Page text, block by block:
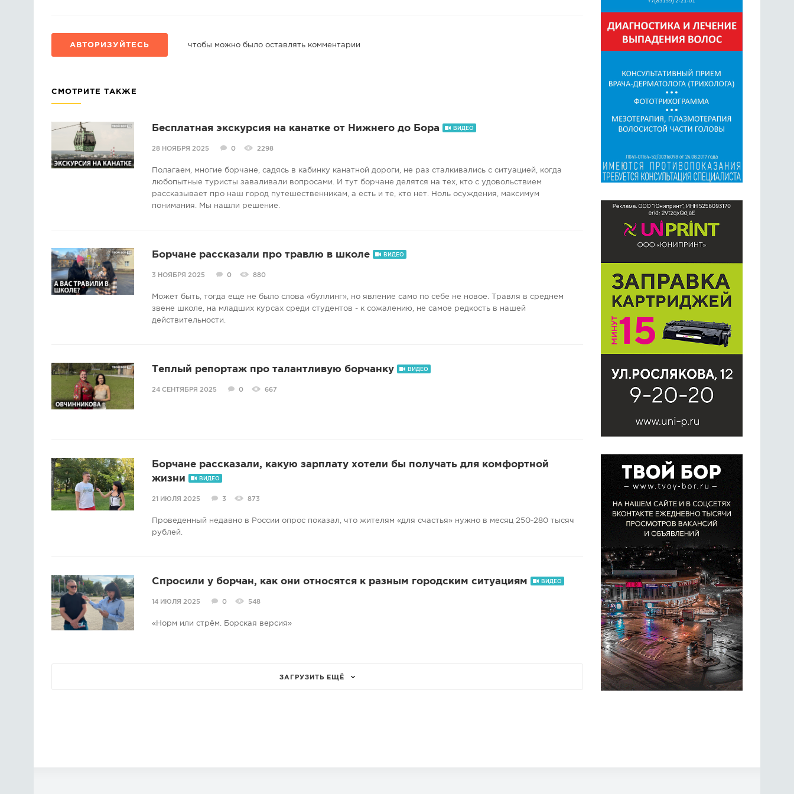
АВТОРИЗУЙТЕСЬ чтобы можно было оставлять комментарии
СМОТРИТЕ ТАКЖЕ
Бесплатная экскурсия на канатке от Нижнего до Бора ВИДЕО
28 НОЯБРЯ 2025 0 2298
Полагаем, многие борчане, садясь в кабинку канатной дороги, не раз сталкивались с ситуацией, когда
любопытные туристы заваливали вопросами. И тут борчане делятся на тех, кто с удовольствием
рассказывает про наш город путешественникам, а есть и те, кто нет. Ноль осуждения, максимум
понимания. Мы нашли решение.
Борчане рассказали про травлю в школе ВИДЕО
3 НОЯБРЯ 2025 0 880
Может быть, тогда еще не было слова «буллинг», но явление само по себе не новое. Травля в среднем
звене школе, на младших курсах среди студентов - к сожалению, не самое редкость в нашей
действительности.
Теплый репортаж про талантливую борчанку ВИДЕО
24 СЕНТЯБРЯ 2025 0 667
Борчане рассказали, какую зарплату хотели бы получать для комфортной
жизни
ВИДЕО
21 ИЮЛЯ 2025 3 873
Проведенный недавно в России опрос показал, что жителям «для счастья» нужно в месяц 250-280 тысяч
рублей.
Спросили у борчан, как они относятся к разным городским ситуациям ВИДЕО
14 ИЮЛЯ 2025 0 548
«Норм или стрём. Борская версия»
ЗАГРУЗИТЬ ЕЩЁ